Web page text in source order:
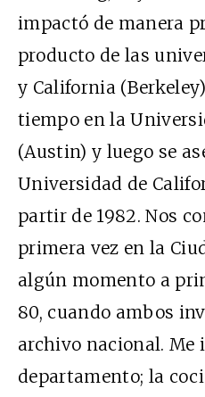
impactó de manera
producto de las
y California
tiempo en la
(Austin) y luego se
Universidad de
partir de 1982. Nos
primera vez en la
algún momento a
80, cuando ambos
archivo nacional. Me
departamento; la